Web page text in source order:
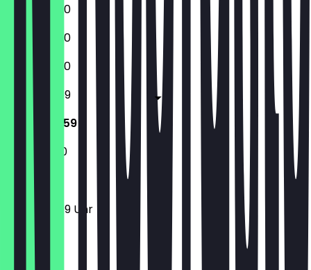
12:00 - 23:30
12:00 - 23:30
12:00 - 23:30
12:00 - 23:59
12:00 - 23:59
11:30 - 23:30
12:00 - 23:59 Uhr